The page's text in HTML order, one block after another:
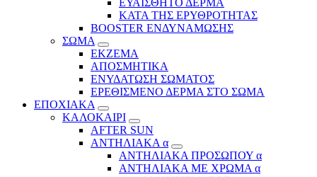
ΚΑΤΑ ΤΗΣ ΕΡΥΘΡΟΤΗΤΑΣ
BOOSTER ΕΝΔΥΝΑΜΩΣΗΣ
ΣΩΜΑ
ΕΚΖΕΜΑ
ΑΠΟΣΜΗΤΙΚΑ
ΕΝΥΔΑΤΩΣΗ ΣΩΜΑΤΟΣ
ΕΡΕΘΙΣΜΕΝΟ ΔΕΡΜΑ ΣΤΟ ΣΩΜΑ
ΕΠΟΧΙΑΚΑ
ΚΑΛΟΚΑΙΡΙ
AFTER SUN
ΑΝΤΗΛΙΑΚΑ α
ΑΝΤΗΛΙΑΚΑ ΠΡΟΣΩΠΟΥ α
ΑΝΤΗΛΙΑΚΑ ΜΕ ΧΡΩΜΑ α